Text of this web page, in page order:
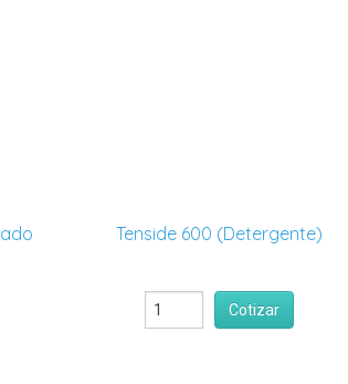
Tenside 600 (Detergente)
Cotizar